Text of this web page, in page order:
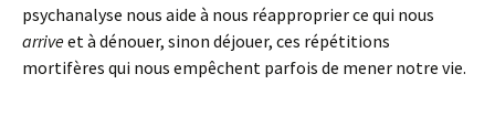
psychanalyse nous aide à nous réapproprier ce qui nous
arriveet à dénouer, sinon déjouer, ces répétitions
mortifères qui nous empêchent parfois de mener notre vie.